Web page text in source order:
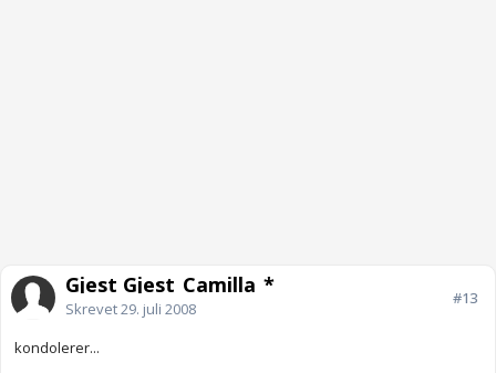
Gjest Gjest_Camilla_*
Skrevet29. juli 2008
#13
kondolerer...